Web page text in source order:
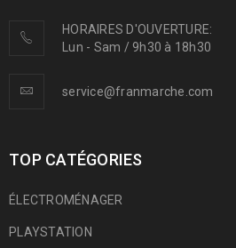
HORAIRES D'OUVERTURE:
Lun - Sam / 9h30 à 18h30
service@franmarche.com
TOP CATÉGORIES
ÉLECTROMÉNAGER
PLAYSTATION